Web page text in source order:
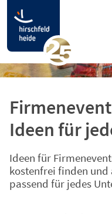
Ideen für
Ideen für
kostenfrei finden
passend für jedes